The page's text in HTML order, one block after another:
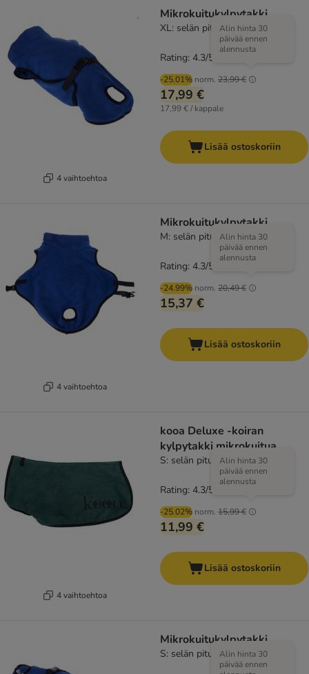
4 vaihtoehtoa
Mikrokuitukylpytakki
XL: selän pituus noin 83 cm
-25.01% norm. 23,99 €
Alin hinta 30
päivää ennen
alennusta
17,99 €
17,99 € / kappale
Rating: 4.3/5
Lisää ostoskoriin
4 vaihtoehtoa
Mikrokuitukylpytakki
M: selän pituus noin 59 cm
-24.99% norm. 20,49 €
Alin hinta 30
päivää ennen
alennusta
15,37 €
Rating: 4.3/5
Lisää ostoskoriin
4 vaihtoehtoa
kooa Deluxe -koiran
kylpytakki mikrokuitua
S: selän pituus noin 30 cm
-25.02% norm. 15,99 €
Alin hinta 30
päivää ennen
alennusta
11,99 €
Rating: 4.3/5
Lisää ostoskoriin
Mikrokuitukylpytakki
S: selän pituus noin 39 cm
Alin hinta 30
päivää ennen